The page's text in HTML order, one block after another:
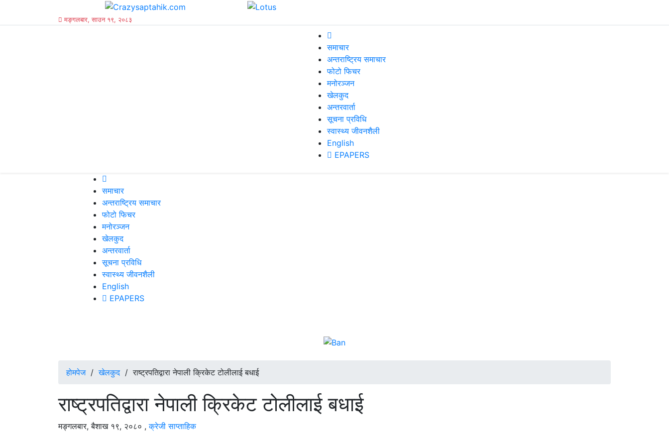
मङ्गलबार, साउन १९, २०८३
समाचार
अन्तराष्ट्रिय समाचार
फोटो फिचर
मनोरञ्जन
खेलकुद
अन्तरवार्ता
सूचना प्रविधि
स्वास्थ्य जीवनशैली
English
EPAPERS
समाचार
अन्तराष्ट्रिय समाचार
फोटो फिचर
मनोरञ्जन
खेलकुद
अन्तरवार्ता
सूचना प्रविधि
स्वास्थ्य जीवनशैली
English
EPAPERS
होमपेज/खेलकुद/राष्ट्रपतिद्वारा नेपाली क्रिकेट टोलीलाई बधाई
राष्ट्रपतिद्वारा नेपाली क्रिकेट टोलीलाई बधाई
मङ्गलबार, बैशाख १९, २०८० ,क्रेजी साप्ताहिक